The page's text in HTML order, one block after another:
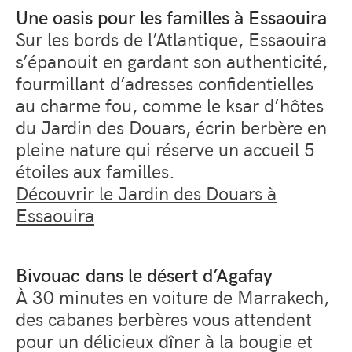
Une oasis pour les familles à Essaouira
Sur les bords de l’Atlantique, Essaouira
s’épanouit en gardant son authenticité,
fourmillant d’adresses confidentielles
au charme fou, comme le ksar d’hôtes
du Jardin des Douars, écrin berbère en
pleine nature qui réserve un accueil 5
étoiles aux familles.
Découvrir le Jardin des Douars à
Essaouira
Bivouac dans le désert d’Agafay
À 30 minutes en voiture de Marrakech,
des cabanes berbères vous attendent
pour un délicieux dîner à la bougie et